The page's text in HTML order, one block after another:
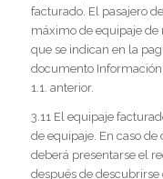
facturado. El pasajero
máximo de equipaje
que se indican en la
documento
1.1. anterior.
3.11 El equipaje
de equipaje. En caso
deberá presentarse el
después de descubrirse